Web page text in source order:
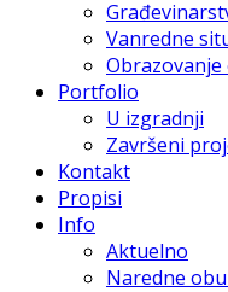
Vanredne
Portfolio
U izgradnji
Završeni
Kontakt
Propisi
Info
Aktuelno
Naredne